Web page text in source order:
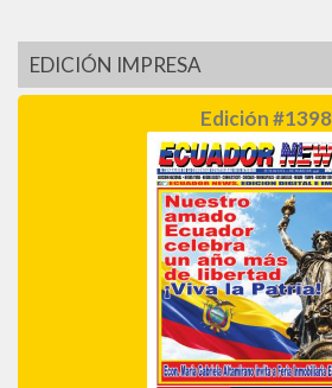
EDICIÓN IMPRESA
Edición #1398